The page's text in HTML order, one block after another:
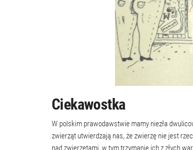
Ciekawostka
W polskim prawodawstwie mamy niezła
zwierząt utwierdzają nas, że zwierzę nie jest
nad zwierzętami, w tym trzymanie ich z złych